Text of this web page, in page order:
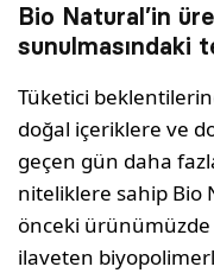
Bio Natural’in
sunulmasındaki
Tüketici
doğal içeriklere ve
geçen gün daha
niteliklere sahip Bio
önceki
ilaveten